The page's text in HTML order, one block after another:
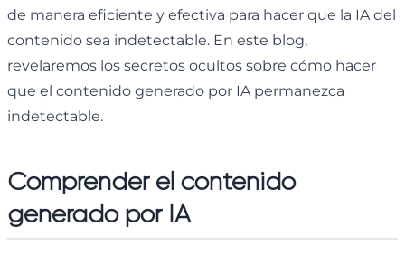
de manera eficiente y efectiva para hacer que la IA del
contenido sea indetectable. En este blog,
revelaremos los secretos ocultos sobre cómo hacer
que el contenido generado por IA permanezca
indetectable.
Comprender el contenido
generado por IA